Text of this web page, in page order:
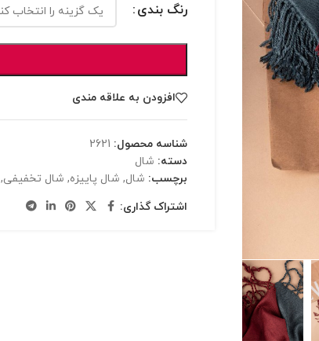
رنگ بندی
افزودن به علاقه مندی
شناسه محصول: 2621
دسته: شال
برچسب: شال, شال پاییزه, شال تخفیفی,
اشتراک گذاری: